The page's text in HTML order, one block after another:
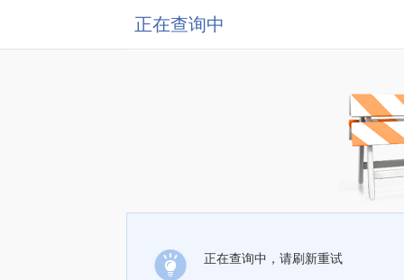
正在查询中
正在查询中，请刷新重试